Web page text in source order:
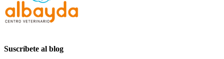
Suscríbete al blog